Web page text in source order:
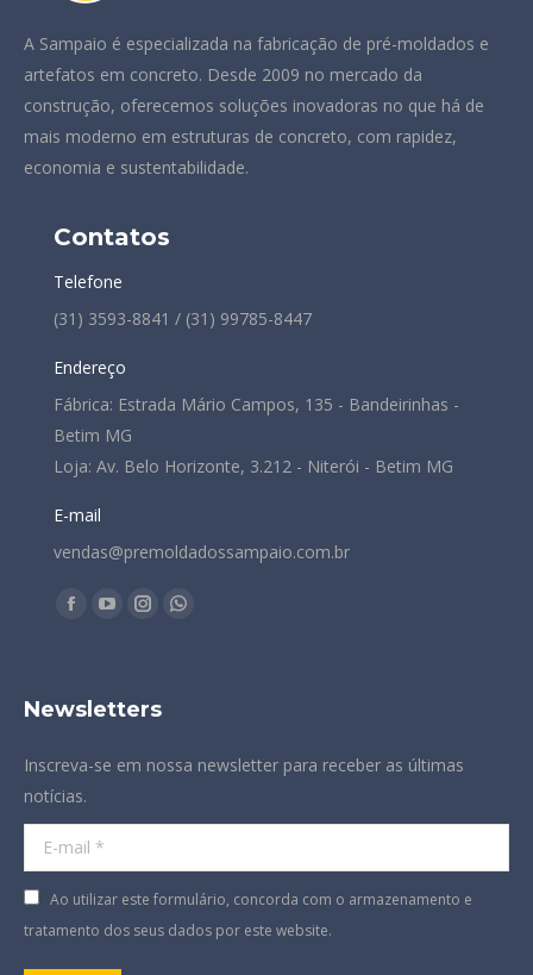
A Sampaio é especializada na fabricação de pré-moldados e
artefatos em concreto. Desde 2009 no mercado da
construção, oferecemos soluções inovadoras no que há de
mais moderno em estruturas de concreto, com rapidez,
economia e sustentabilidade.
Contatos
Telefone
(31) 3593-8841 / (31) 99785-8447
Endereço
Fábrica: Estrada Mário Campos, 135 - Bandeirinhas -
Betim MG
Loja: Av. Belo Horizonte, 3.212 - Niterói - Betim MG
E-mail
vendas@premoldadossampaio.com.br
Encontre-nos em:
Facebook
in
window
YouTube
in
window
Instagram
in
window
Whatsapp
window
Newsletters
Inscreva-se em nossa newsletter para receber as últimas
notícias.
E-mail *
Ao utilizar este formulário, concorda com o armazenamento e
tratamento dos seus dados por este website.